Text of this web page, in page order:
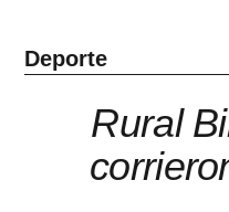
Deporte
Rural